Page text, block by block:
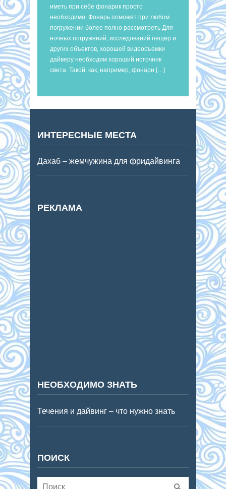
иметь при себе фонарик просто
необходимо. Фонарь поможет при любом
погружении более полно рассмотреть Для
ночных погружений, исследований пещер и
других объектов, хорошей видеосъемки
дайверу необходим хороший источник
света. Такой, как, например, фонари […]
ИНТЕРЕСНЫЕ МЕСТА
Дахаб – жемчужина для фридайвинга
РЕКЛАМА
НЕОБХОДИМО ЗНАТЬ
Течения и дайвинг – что нужно знать
ПОИСК